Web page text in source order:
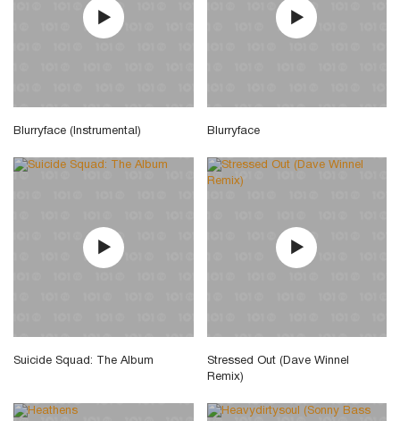
Blurryface (Instrumental) Blurryface
Suicide Squad: The Album
Stressed Out (Dave Winnel
Remix)